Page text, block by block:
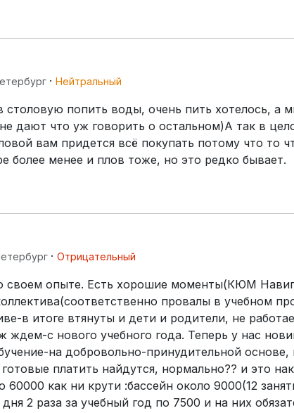
· Нейтральный
попить воды, очень пить хотелось, а
дают что уж говорить о остальном)А так в
вам придется всё покупать потому что то
более менее и плов тоже, но это редко бывает.
· Отрицательный
своем опыте. Есть хорошие моменты(КЮМ
провалы в учебном
в итоге втянуты и дети и родители, не
ждем-с нового учебного года. Теперь у нас
на добровольно-принудительной
платить найдутся, нормально?? и это
60000 как ни крути :бассейн около 9000(12
2 раза за учебный год по 7500 и на них